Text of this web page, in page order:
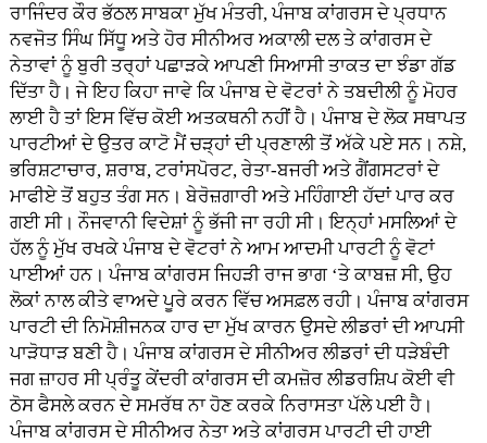
ਰਾਜਿੰਦਰ ਕੌਰ ਭੱਠਲ ਸਾਬਕਾ ਮੁੱਖ ਮੰਤਰੀ, ਪੰਜਾਬ ਕਾਂਗਰਸ ਦੇ ਪ੍ਰਧਾਨ
ਨਵਜੋਤ ਸਿੰਘ ਸਿੱਧੂ ਅਤੇ ਹੋਰ ਸੀਨੀਅਰ ਅਕਾਲੀ ਦਲ ਤੇ ਕਾਂਗਰਸ ਦੇ
ਨੇਤਾਵਾਂ ਨੂੰ ਬੁਰੀ ਤਰ੍ਹਾਂ ਪਛਾੜਕੇ ਆਪਣੀ ਸਿਆਸੀ ਤਾਕਤ ਦਾ ਝੰਡਾ ਗੱਡ
ਦਿੱਤਾ ਹੈ। ਜੇ ਇਹ ਕਿਹਾ ਜਾਵੇ ਕਿ ਪੰਜਾਬ ਦੇ ਵੋਟਰਾਂ ਨੇ ਤਬਦੀਲੀ ਨੂੰ ਮੋਹਰ
ਲਾਈ ਹੈ ਤਾਂ ਇਸ ਵਿੱਚ ਕੋਈ ਅਤਕਥਨੀ ਨਹੀਂ ਹੈ। ਪੰਜਾਬ ਦੇ ਲੋਕ ਸਥਾਪਤ
ਪਾਰਟੀਆਂ ਦੇ ਉਤਰ ਕਾਟੋ ਮੈਂ ਚੜ੍ਹਾਂ ਦੀ ਪ੍ਰਣਾਲੀ ਤੋਂ ਅੱਕੇ ਪਏ ਸਨ। ਨਸ਼ੇ,
ਭਰਿਸ਼ਟਾਚਾਰ, ਸ਼ਰਾਬ, ਟਰਾਂਸਪੋਰਟ, ਰੇਤਾ-ਬਜਰੀ ਅਤੇ ਗੈਂਗਸਟਰਾਂ ਦੇ
ਮਾਫੀਏ ਤੋਂ ਬਹੁਤ ਤੰਗ ਸਨ। ਬੇਰੋਜ਼ਗਾਰੀ ਅਤੇ ਮਹਿੰਗਾਈ ਹੱਦਾਂ ਪਾਰ ਕਰ
ਗਈ ਸੀ। ਨੌਜਵਾਨੀ ਵਿਦੇਸ਼ਾਂ ਨੂੰ ਭੱਜੀ ਜਾ ਰਹੀ ਸੀ। ਇਨ੍ਹਾਂ ਮਸਲਿਆਂ ਦੇ
ਹੱਲ ਨੂੰ ਮੁੱਖ ਰਖਕੇ ਪੰਜਾਬ ਦੇ ਵੋਟਰਾਂ ਨੇ ਆਮ ਆਦਮੀ ਪਾਰਟੀ ਨੂੰ ਵੋਟਾਂ
ਪਾਈਆਂ ਹਨ। ਪੰਜਾਬ ਕਾਂਗਰਸ ਜਿਹੜੀ ਰਾਜ ਭਾਗ ‘ਤੇ ਕਾਬਜ਼ ਸੀ, ਉਹ
ਲੋਕਾਂ ਨਾਲ ਕੀਤੇ ਵਾਅਦੇ ਪੂਰੇ ਕਰਨ ਵਿੱਚ ਅਸਫ਼ਲ ਰਹੀ। ਪੰਜਾਬ ਕਾਂਗਰਸ
ਪਾਰਟੀ ਦੀ ਨਿਮੋਸ਼ੀਜਨਕ ਹਾਰ ਦਾ ਮੁੱਖ ਕਾਰਨ ਉਸਦੇ ਲੀਡਰਾਂ ਦੀ ਆਪਸੀ
ਪਾੜੋਧਾੜ ਬਣੀ ਹੈ। ਪੰਜਾਬ ਕਾਂਗਰਸ ਦੇ ਸੀਨੀਅਰ ਲੀਡਰਾਂ ਦੀ ਧੜੇਬੰਦੀ
ਜਗ ਜ਼ਾਹਰ ਸੀ ਪ੍ਰੰਤੂ ਕੇਂਦਰੀ ਕਾਂਗਰਸ ਦੀ ਕਮਜ਼ੋਰ ਲੀਡਰਸ਼ਿਪ ਕੋਈ ਵੀ
ਠੋਸ ਫੈਸਲੇ ਕਰਨ ਦੇ ਸਮਰੱਥ ਨਾ ਹੋਣ ਕਰਕੇ ਨਿਰਾਸਤਾ ਪੱਲੇ ਪਈ ਹੈ।
ਪੰਜਾਬ ਕਾਂਗਰਸ ਦੇ ਸੀਨੀਅਰ ਨੇਤਾ ਅਤੇ ਕਾਂਗਰਸ ਪਾਰਟੀ ਦੀ ਹਾਈ